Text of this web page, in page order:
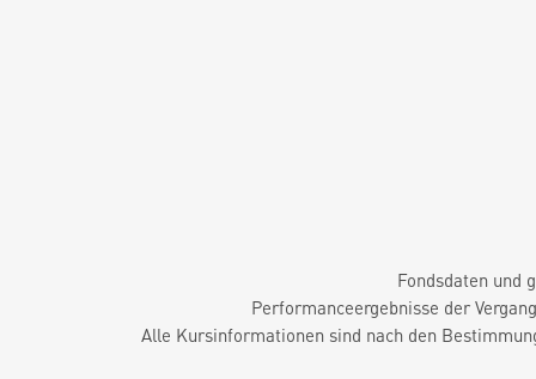
Fondsdaten und
Performanceergebnisse der
Alle Kursinformationen sind nach den